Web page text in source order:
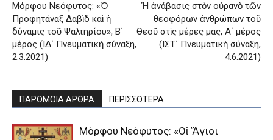
Μόρφου Νεόφυτος: «Ὁ
Προφητάναξ Δαβὶδ καὶ ἡ
δύναμις τοῦ Ψαλτηρίου», Β΄
μέρος (ΙΔ΄ Πνευματικὴ σύναξη,
2.3.2021)
Ἡ ἀνάβασις στὸν οὐρανὸ τῶν
θεοφόρων ἀνθρώπων τοῦ
Θεοῦ στὶς μέρες μας, Α΄ μέρος
(ΙΣΤ΄ Πνευματικὴ σύναξη,
4.6.2021)
ΠΑΡΟΜΟΙΑ ΑΡΘΡΑ ΠΕΡΙΣΣΟΤΕΡΑ
Μόρφου Νεόφυτος: «Οἱ Ἅγιοι